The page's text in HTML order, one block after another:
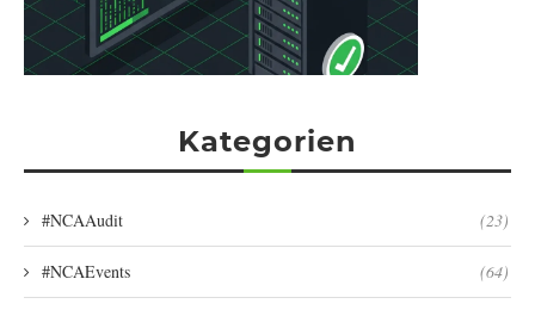
Kategorien
#NCAAudit (23)
#NCAEvents (64)